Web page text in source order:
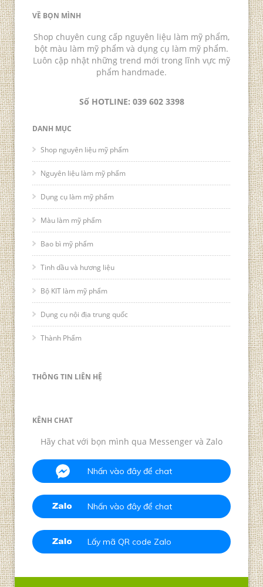
VỀ BỌN MÌNH
Shop chuyên cung cấp nguyên liệu làm mỹ phẩm,
bột màu làm mỹ phẩm và dụng cụ làm mỹ phẩm.
Luôn cập nhật những trend mới trong lĩnh vực mỹ
phẩm handmade.
Số HOTLINE: 039 602 3398
DANH MỤC
Shop nguyên liệu mỹ phẩm
Nguyên liệu làm mỹ phẩm
Dụng cụ làm mỹ phẩm
Màu làm mỹ phẩm
Bao bì mỹ phẩm
Tinh dầu và hương liệu
Bộ KIT làm mỹ phẩm
Dụng cụ nội địa trung quốc
Thành Phẩm
THÔNG TIN LIÊN HỆ
KÊNH CHAT
Hãy chat với bọn mình qua Messenger và Zalo
Nhấn vào đây để chat
Nhấn vào đây để chat
Lấy mã QR code Zalo